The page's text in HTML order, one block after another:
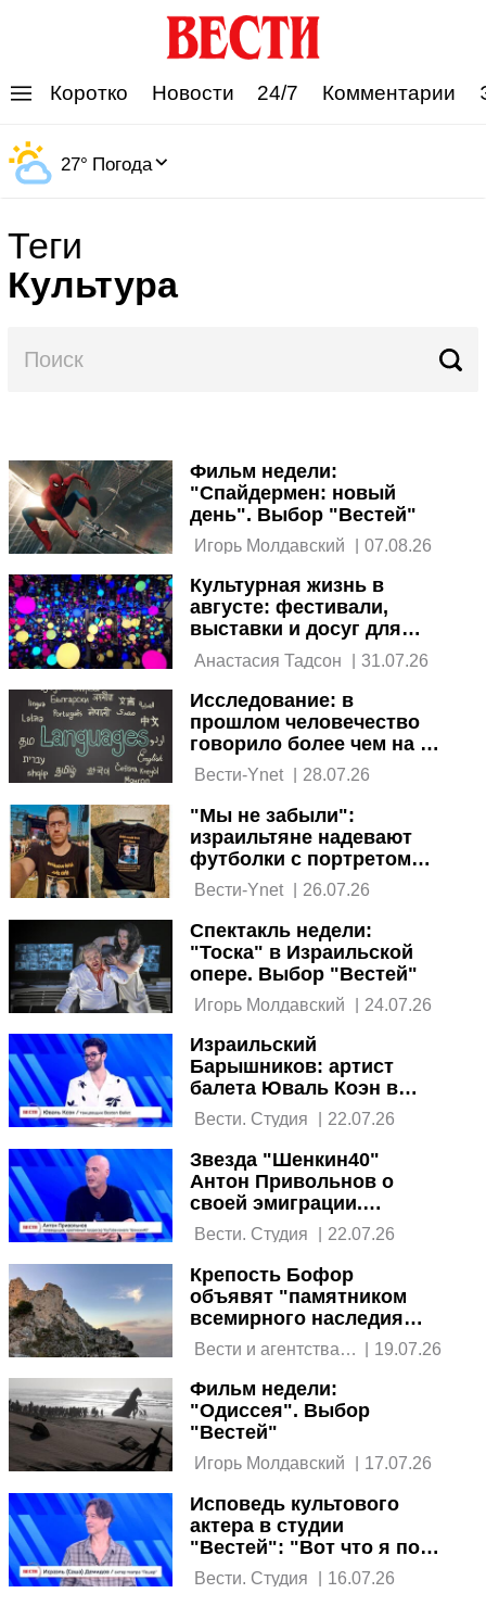
Коротко Новости 24/7 Комментарии
27° Погода
Теги
Культура
Фильм недели:
"Спайдермен: новый
день". Выбор "Вестей"
| 07.08.26
Культурная жизнь в
августе: фестивали,
выставки и досуг для
всей семьи
| 31.07.26
Исследование: в
прошлом человечество
говорило более чем на 75
тысячах языков, теперь -
7500
Вести-Ynet | 28.07.26
"Мы не забыли":
израильтяне надевают
футболки с портретом
Ариэля Бибаса на
главные рок-концерты
мира
Вести-Ynet | 26.07.26
Спектакль недели:
"Тоска" в Израильской
опере. Выбор "Вестей"
| 24.07.26
Израильский
Барышников: артист
балета Юваль Коэн в
поразительном
интервью в студии
"Вестей"
22.07.26
Звезда "Шенкин40"
Антон Привольнов о
своей эмиграции.
Интервью в студии
"Вестей"
| 22.07.26
Крепость Бофор
объявят "памятником
всемирного наследия
под угрозой"
Вести и агентства
| 19.07.26
Фильм недели:
"Одиссея". Выбор
"Вестей"
17.07.26
Исповедь культового
актера в студии
"Вестей": "Вот что я по-
настоящему люблю"
| 16.07.26